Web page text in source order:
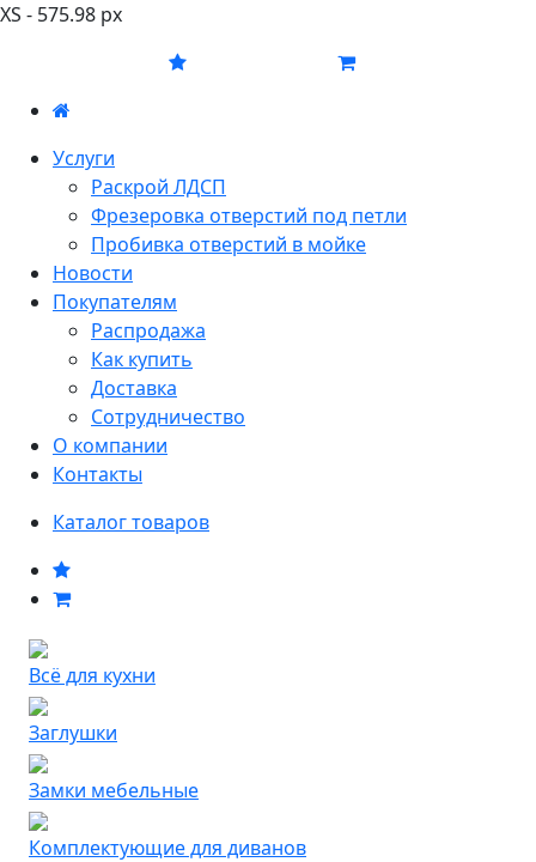
XS - 575.98 px
Услуги
Раскрой ЛДСП
Фрезеровка отверстий под петли
Пробивка отверстий в мойке
Новости
Покупателям
Распродажа
Как купить
Доставка
Сотрудничество
О компании
Контакты
Каталог товаров
Всё для кухни
Заглушки
Замки мебельные
Комплектующие для диванов